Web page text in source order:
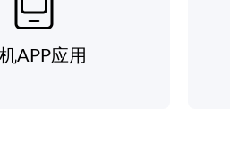
APP应用